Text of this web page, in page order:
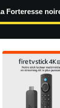
Forteresse